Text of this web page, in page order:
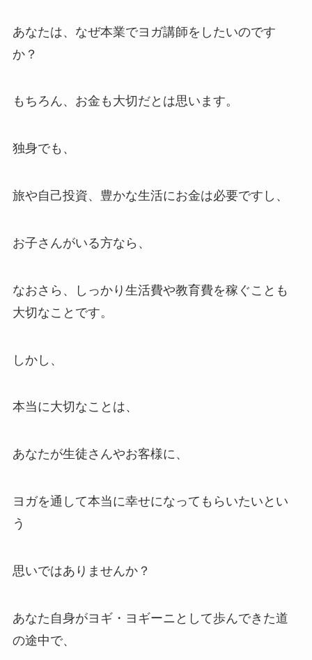
あなたは、なぜ本業でヨガ講師をしたいのです
か？
もちろん、お金も大切だとは思います。
独身でも、
旅や自己投資、豊かな生活にお金は必要ですし、
お子さんがいる方なら、
なおさら、しっかり生活費や教育費を稼ぐことも
大切なことです。
しかし、
本当に大切なことは、
あなたが生徒さんやお客様に、
ヨガを通して本当に幸せになってもらいたいとい
う
思いではありませんか？
あなた自身がヨギ・ヨギーニとして歩んできた道
の途中で、